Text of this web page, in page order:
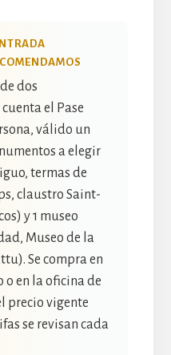
dos
el Pase
válido un
a elegir
termas de
claustro Saint-
y 1 museo
Museo de la
Se compra en
en la oficina de
precio vigente
se revisan cada